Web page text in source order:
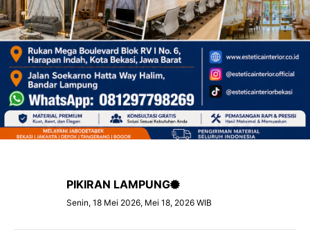
PIKIRAN LAMPUNG
Senin, 18 Mei 2026, Mei 18, 2026 WIB